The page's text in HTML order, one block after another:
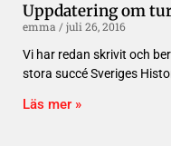
Uppdatering om
emma
juli 26, 2016
Vi har redan skrivit och
stora succé Sveriges
Läs mer »